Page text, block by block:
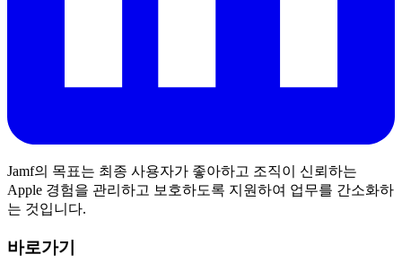
Jamf의 목표는 최종 사용자가 좋아하고 조직이 신뢰하는
Apple 경험을 관리하고 보호하도록 지원하여 업무를 간소화하
는 것입니다.
바로가기